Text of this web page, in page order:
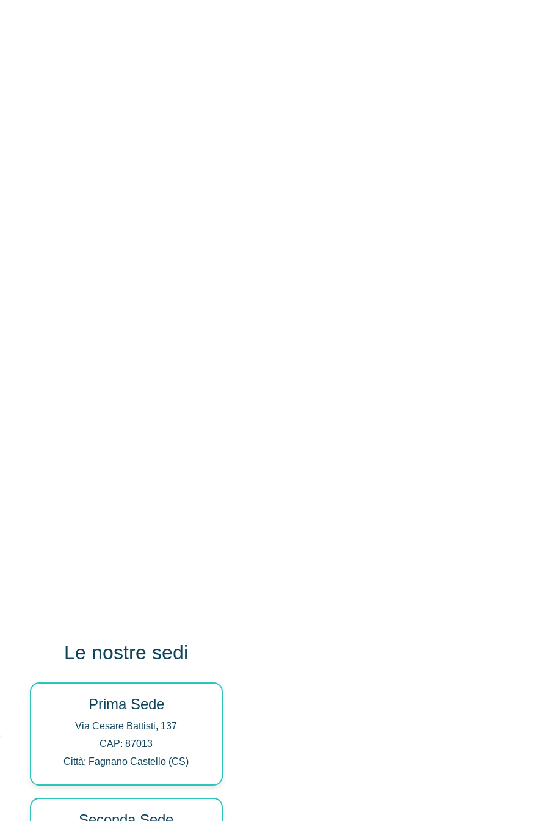
Le nostre sedi
Prima Sede
Via Cesare Battisti, 137
CAP: 87013
Città: Fagnano Castello (CS)